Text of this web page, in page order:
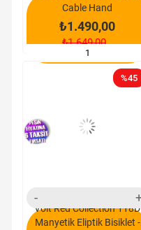
Cable Hand
₺1.490,00
₺1.649,00
SEPETE EKLE
Voit Red Collection 118D
Manyetik Eliptik Bisiklet -
%45
yeni
ürün